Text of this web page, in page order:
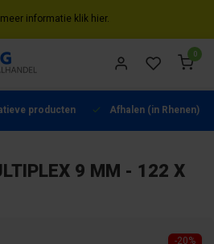
informatie klik hier.
0
producten Afhalen (in Rhenen)
9 MM - 122 X
-20%